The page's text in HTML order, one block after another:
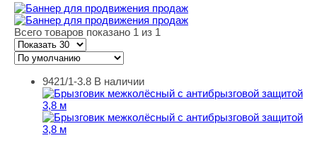
Всего товаров показано 1 из 1
Брызговик межколёсный с антибрызговой защитой 3,8
9421/1-3.8 В наличии